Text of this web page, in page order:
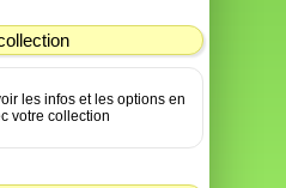
les infos et les options en
votre collection